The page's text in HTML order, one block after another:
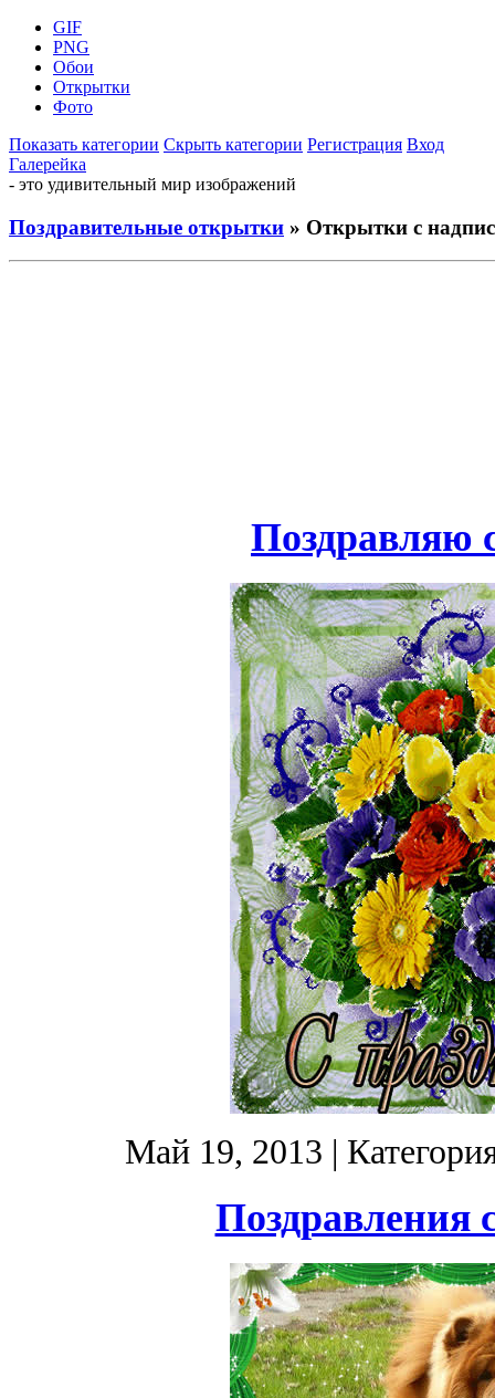
GIF
PNG
Обои
Открытки
Фото
Показать категории Скрыть категории Регистрация Вход
Галерейка
- это удивительный мир изображений
Поздравительные открытки » Открытки с
Поздравляю
Май 19, 2013 |
Поздравления